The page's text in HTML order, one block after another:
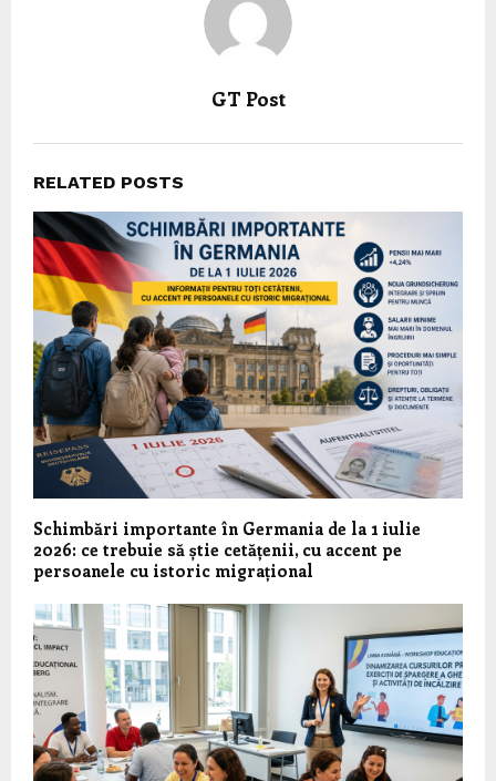
GT Post
RELATED POSTS
Schimbări importante în Germania de la 1 iulie
2026: ce trebuie să știe cetățenii, cu accent pe
persoanele cu istoric migrațional